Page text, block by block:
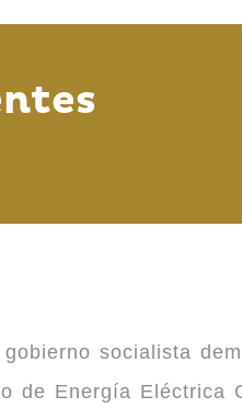
socialista
de Energía